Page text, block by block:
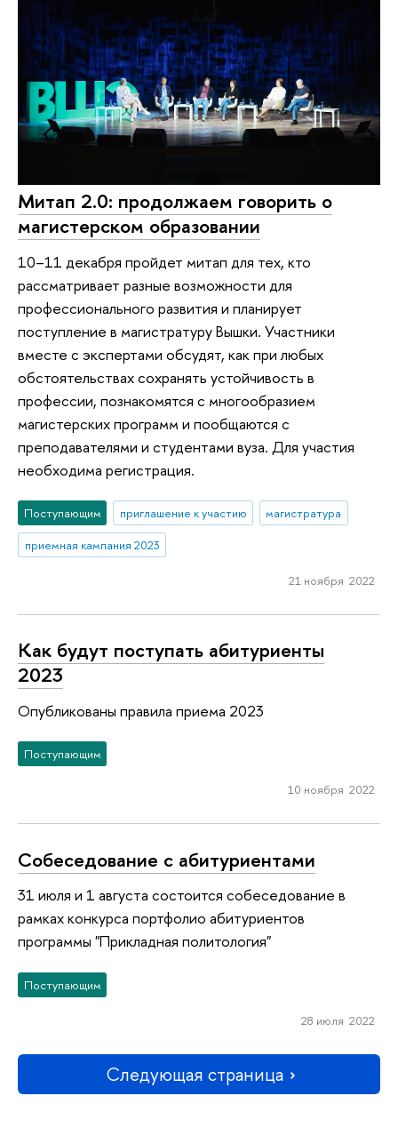
Митап 2.0: продолжаем говорить о
магистерском образовании
10–11 декабря пройдет митап для тех, кто
рассматривает разные возможности для
профессионального развития и планирует
поступление в магистратуру Вышки. Участники
вместе с экспертами обсудят, как при любых
обстоятельствах сохранять устойчивость в
профессии, познакомятся с многообразием
магистерских программ и пообщаются с
преподавателями и студентами вуза. Для участия
необходима регистрация.
Поступающим приглашение к участию
магистратура
приемная кампания 2023
21 ноября 2022
Как будут поступать абитуриенты
2023
Опубликованы правила приема 2023
Поступающим
10 ноября 2022
Собеседование с абитуриентами
31 июля и 1 августа состоится собеседование в
рамках конкурса портфолио абитуриентов
программы "Прикладная политология"
Поступающим
28 июля 2022
Следующая страница